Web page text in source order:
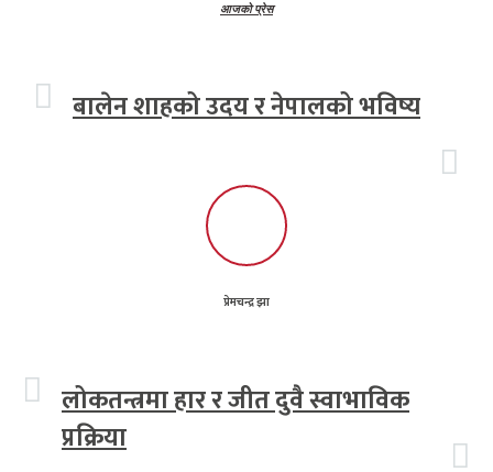
आजको प्रेस
बालेन शाहको उदय र नेपालको भविष्य
प्रेमचन्द्र झा
लोकतन्त्रमा हार र जीत दुवै स्वाभाविक
प्रक्रिया